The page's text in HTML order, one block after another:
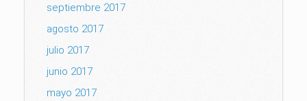
septiembre 2017
agosto 2017
julio 2017
junio 2017
mayo 2017